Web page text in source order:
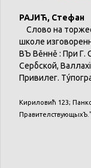
РАЈИЋ, Стефан
Слово на
школе
ВЪ Вěннě : При Г.
Сербской,
Привилег.
Кириловић 123;
ПравителствующыхЪ